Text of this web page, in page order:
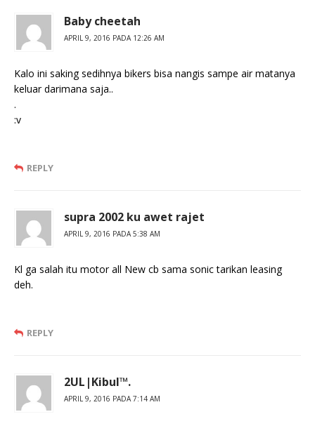
Baby cheetah
APRIL 9, 2016 PADA 12:26 AM
Kalo ini saking sedihnya bikers bisa nangis sampe air matanya
keluar darimana saja..
.
:v
REPLY
supra 2002 ku awet rajet
APRIL 9, 2016 PADA 5:38 AM
Kl ga salah itu motor all New cb sama sonic tarikan leasing
deh.
REPLY
2UL|Kibul™.
APRIL 9, 2016 PADA 7:14 AM